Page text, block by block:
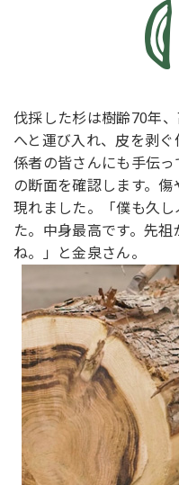
伐採した杉は樹齢70年
へと運び入れ、皮を剥
係者の皆さんにも手伝
の断面を確認します。
現れました。「僕も久
た。中身最高です。先
ね。」と金泉さん。